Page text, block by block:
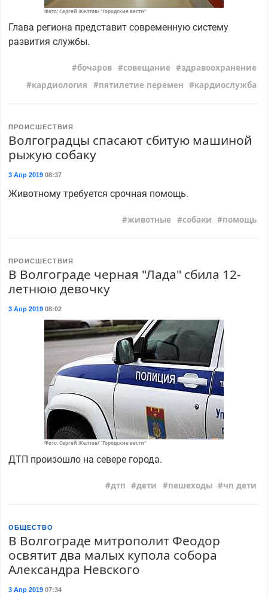
Фото: Сергей Желтов/ "Городские вести"
Глава региона представит современную систему
развития службы.
бочаров совещание
здравоохранение
кардиология
пятилетие перемен кардиослужба
ПРОИСШЕСТВИЯ
Волгоградцы спасают сбитую машиной
рыжую собаку
3 Апр 201908:37
Животному требуется срочная помощь.
животные собаки помощь
ПРОИСШЕСТВИЯ
В Волгограде черная "Лада" сбила 12-
летнюю девочку
3 Апр 201908:02
Фото: Сергей Желтов/ "Городские вести"
ДТП произошло на севере города.
дтп дети пешеходы чп дети
ОБЩЕСТВО
В Волгограде митрополит Феодор
освятит два малых купола собора
Александра Невского
3 Апр 201907:34